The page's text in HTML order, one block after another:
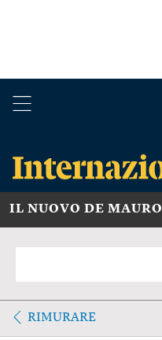
IL NUOVO DE MAURO
RIMURARE